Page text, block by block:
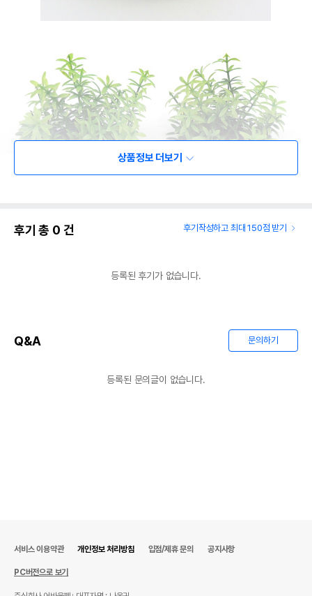
수입자를 함께 표기
AS책임자와 전화번호
전화번호
상품정보 더보기
후기 총 0 건 후기작성하고 최대 150점 받기
등록된 후기가 없습니다.
Q&A 문의하기
등록된 문의글이 없습니다.
서비스 이용약관 개인정보 처리방침 입점/제휴 문의 공지사항
PC버전으로 보기